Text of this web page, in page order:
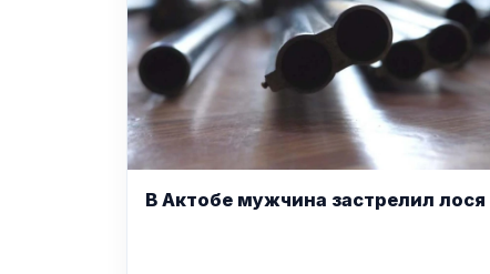
В Актобе мужчина застрелил лося